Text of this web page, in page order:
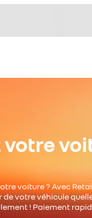
votre
voiture ? Avec
votre véhicule
! Paiement